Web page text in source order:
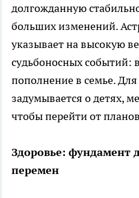
долгожданную
больших изменений.
указывает на высокую
судьбоносных событий:
пополнение в семье. Для
задумывается о детях,
чтобы перейти от
Здоровье: фундамент
перемен